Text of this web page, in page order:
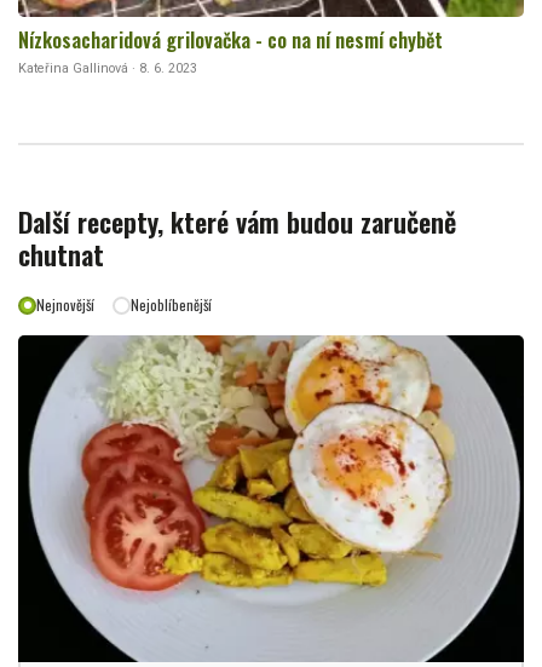
Nízkosacharidová grilovačka - co na ní nesmí chybět
Kateřina Gallinová · 8. 6. 2023
Další recepty, které vám budou zaručeně
chutnat
Nejnovější Nejoblíbenější